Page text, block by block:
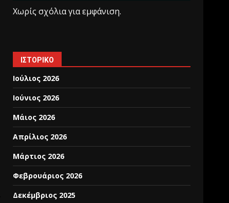
Χωρίς σχόλια για εμφάνιση.
ΙΣΤΟΡΙΚΌ
Ιούλιος 2026
Ιούνιος 2026
Μάιος 2026
Απρίλιος 2026
Μάρτιος 2026
Φεβρουάριος 2026
Δεκέμβριος 2025